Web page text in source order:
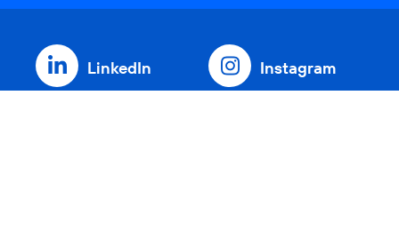
LinkedIn Instagram